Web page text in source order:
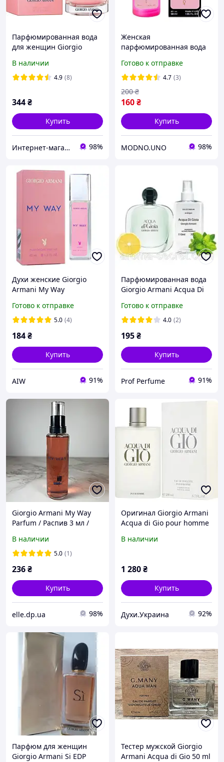
Парфюмированная вода
для женщин Giorgio
(магнитная лента)
В наличии
4.9 (8)
344₴
Купить
Интернет-магазин "Optparfum" 98%
Женская
парфюмированная вода
Nectar, 58 ml
Готово к отправке
4.7 (3)
160₴
200 ₴
Купить
MODNO.UNO 98%
Духи женские Giorgio
Armani My Way
парфюм Армани Ми Вей
Готово к отправке
5.0 (4)
184₴
Купить
AIW 91%
Парфюмированная вода
Giorgio Armani Acqua Di
Готово к отправке
4.0 (2)
195₴
Купить
Prof Perfume 91%
Giorgio Armani My Way
Parfum / Распив 3 мл /
аромат (Parfum)
В наличии
5.0 (1)
236₴
Купить
elle.dp.ua 98%
Оригинал Giorgio Armani
Acqua di Gio pour homme
Армани Аква ди джио
В наличии
1 280₴
Купить
Духи.Украина 92%
Парфюм для женщин
Giorgio Armani Si EDP
Тестер мужской Giorgio
Armani Acqua di Gio 50 ml